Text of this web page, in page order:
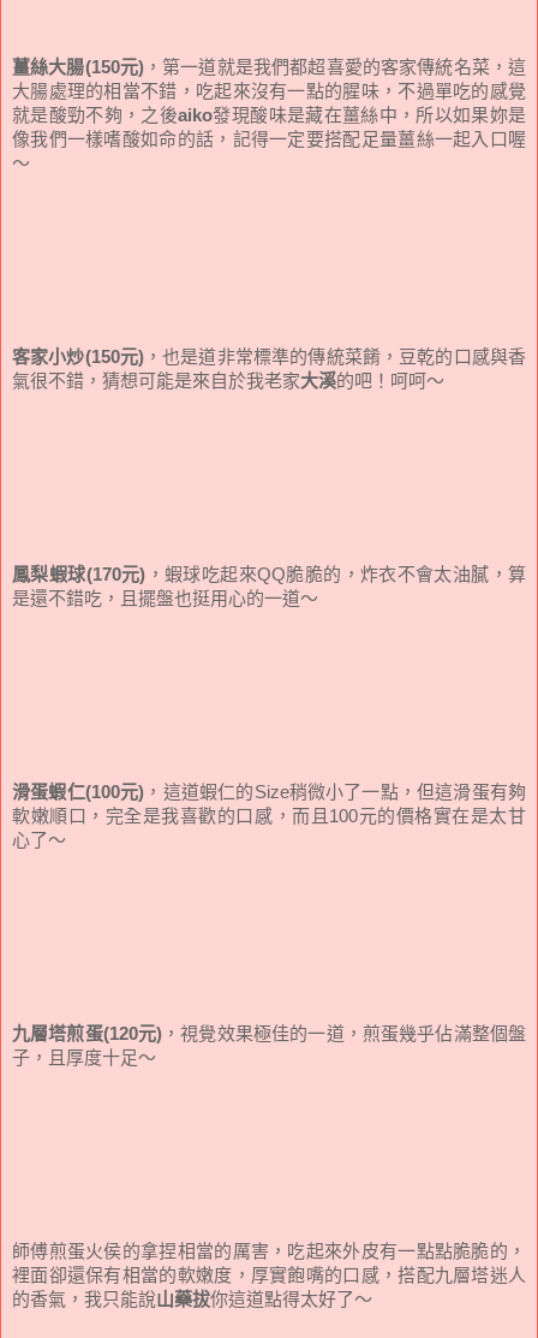
薑絲大腸(150元)，第一道就是我們都超喜愛的客家傳統名菜，這
大腸處理的相當不錯，吃起來沒有一點的腥味，不過單吃的感覺
就是酸勁不夠，之後aiko發現酸味是藏在薑絲中，所以如果妳是
像我們一樣嗜酸如命的話，記得一定要搭配足量薑絲一起入口喔
～
客家小炒(150元)，也是道非常標準的傳統菜餚，豆乾的口感與香
氣很不錯，猜想可能是來自於我老家大溪的吧！呵呵～
鳳梨蝦球(170元) ，蝦球吃起來QQ脆脆的，炸衣不會太油膩，算
是還不錯吃，且擺盤也挺用心的一道～
滑蛋蝦仁(100元) ，這道蝦仁的Size稍微小了一點，但這滑蛋有夠
軟嫩順口，完全是我喜歡的口感，而且100元的價格實在是太甘
心了～
九層塔煎蛋(120元) ，視覺效果極佳的一道，煎蛋幾乎佔滿整個盤
子，且厚度十足～
師傅煎蛋火侯的拿捏相當的厲害，吃起來外皮有一點點脆脆的，
裡面卻還保有相當的軟嫩度，厚實飽嘴的口感，搭配九層塔迷人
的香氣，我只能說山藥拔你這道點得太好了～